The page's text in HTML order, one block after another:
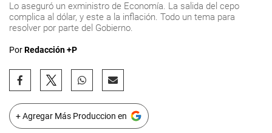
Lo aseguró un exministro de Economía. La salida del cepo
complica al dólar, y este a la inflación. Todo un tema para
resolver por parte del Gobierno.
PorRedacción +P
+ Agregar Más Produccion en